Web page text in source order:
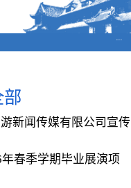
···
部
新闻传媒有限公司宣传
春季学期毕业展演项